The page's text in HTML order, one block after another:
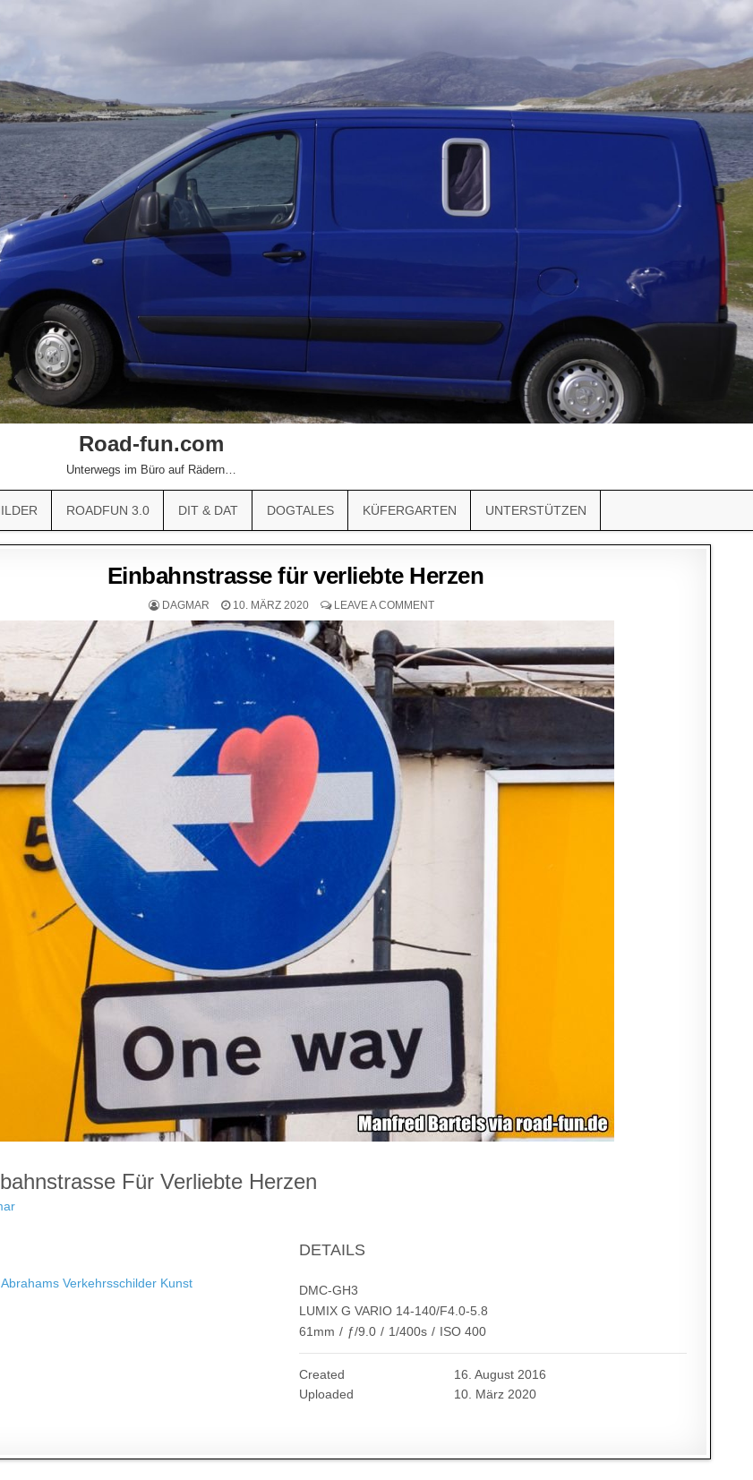
Road-fun.com
Unterwegs im Büro auf Rädern…
ROADFUN 3.0 DIT & DAT DOGTALES KÜFERGARTEN UNTERSTÜTZEN
Einbahnstrasse für verliebte Herzen
DAGMAR 10. MÄRZ 2020 LEAVE A COMMENT
Für Verliebte Herzen
Verkehrsschilder Kunst
DETAILS
DMC-GH3
LUMIX G VARIO 14-140/F4.0-5.8
61mm / ƒ/9.0 / 1/400s / ISO 400
Created
16. August 2016
Uploaded
10. März 2020